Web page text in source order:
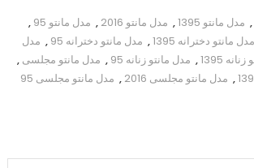
, مدل مانتو 1395 , مدل مانتو 2016 , مدل مانتو 95
,
مدل مانتو دخترانه 1395 , مدل مانتو دخترانه 95 , مدل
1395
, مدل مانتو زنانه 95 , مدل مانتو مجلسی ,
, مدل مانتو مجلسی 2016 , مدل مانتو مجلسی 95